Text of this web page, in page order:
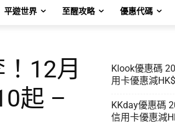
平遊世界 至醒攻略 優惠代碼
12月
起 –
Klook優惠碼
用卡優惠減
KKday優惠碼
信用卡優惠減